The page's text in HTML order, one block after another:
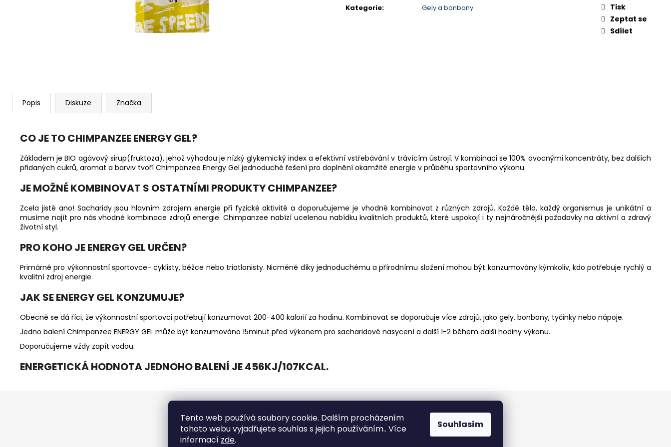
Tento web používá soubory cookie. Dalším procházením
tohoto webu vyjadřujete souhlas s jejich používáním.. Více
informací zde.
Souhlasím
Kategorie: Gely a bonbony
Tisk
Zeptat se
Sdílet
Popis Diskuze Značka
CO JE TO CHIMPANZEE ENERGY GEL?
Základem je BIO agávový sirup(fruktoza), jehož výhodou je nízký glykemický index a efektivní vstřebávání v trávícím ústrojí. V kombinaci se 100% ovocnými koncentráty, bez dalších
přidaných cukrů, aromat a barviv tvoří Chimpanzee Energy Gel jednoduché řešení pro doplnění okamžité energie v průběhu sportovního výkonu.
JE MOŽNÉ KOMBINOVAT S OSTATNÍMI PRODUKTY CHIMPANZEE?
Zcela jistě ano! Sacharidy jsou hlavním zdrojem energie při fyzické aktivitě a doporučujeme je vhodně kombinovat z různých zdrojů. Každé tělo, každý organismus je unikátní a
musíme najít pro nás vhodné kombinace zdrojů energie. Chimpanzee nabízí ucelenou nabídku kvalitních produktů, které uspokojí i ty nejnáročnější požadavky na aktivní a zdravý
životní styl.
PRO KOHO JE ENERGY GEL URČEN?
Primárně pro výkonnostní sportovce- cyklisty, běžce nebo triatlonisty. Nicméně díky jednoduchému a přírodnímu složení mohou být konzumovány kýmkoliv, kdo potřebuje rychlý a
kvalitní zdroj energie.
JAK SE ENERGY GEL KONZUMUJE?
Obecně se dá říci, že výkonnostní sportovci potřebují konzumovat 200-400 kalorií za hodinu. Kombinovat se doporučuje více zdrojů, jako gely, bonbony, tyčinky nebo nápoje.
Jedno balení Chimpanzee ENERGY GEL může být konzumováno 15minut před výkonem pro sacharidové nasycení a další 1-2 během další hodiny výkonu.
Doporučujeme vždy zapít vodou.
ENERGETICKÁ HODNOTA JEDNOHO BALENÍ JE 456KJ/107KCAL.
Z
Obchodní podmínky